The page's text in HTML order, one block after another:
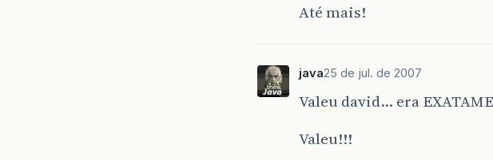
Até mais!
java25 de jul. de 2007
Valeu david… era
Valeu!!!